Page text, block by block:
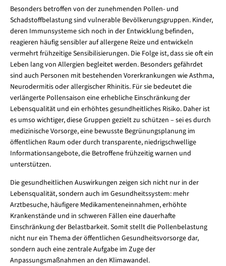
Besonders betroffen von der zunehmenden Pollen- und
Schadstoffbelastung sind vulnerable Bevölkerungsgruppen. Kinder,
deren Immunsysteme sich noch in der Entwicklung befinden,
reagieren häufig sensibler auf allergene Reize und entwickeln
vermehrt frühzeitige Sensibilisierungen. Die Folge ist, dass sie oft ein
Leben lang von Allergien begleitet werden. Besonders gefährdet
sind auch Personen mit bestehenden Vorerkrankungen wie Asthma,
Neurodermitis oder allergischer Rhinitis. Für sie bedeutet die
verlängerte Pollensaison eine erhebliche Einschränkung der
Lebensqualität und ein erhöhtes gesundheitliches Risiko. Daher ist
es umso wichtiger, diese Gruppen gezielt zu schützen – sei es durch
medizinische Vorsorge, eine bewusste Begrünungsplanung im
öffentlichen Raum oder durch transparente, niedrigschwellige
Informationsangebote, die Betroffene frühzeitig warnen und
unterstützen.
Die gesundheitlichen Auswirkungen zeigen sich nicht nur in der
Lebensqualität, sondern auch im Gesundheitssystem: mehr
Arztbesuche, häufigere Medikamenteneinnahmen, erhöhte
Krankenstände und in schweren Fällen eine dauerhafte
Einschränkung der Belastbarkeit. Somit stellt die Pollenbelastung
nicht nur ein Thema der öffentlichen Gesundheitsvorsorge dar,
sondern auch eine zentrale Aufgabe im Zuge der
Anpassungsmaßnahmen an den Klimawandel.